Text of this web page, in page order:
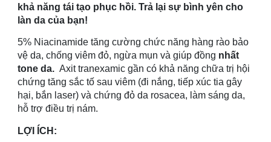
khả năng tái tạo phục hồi. Trả lại sự bình yên cho
làn da của bạn!
5% Niacinamide tăng cường chức năng hàng rào bảo
vệ da, chống viêm đỏ, ngừa mụn và giúp đồng nhất
tone da. Axit tranexamic gần có khả năng chữa trị hội
chứng tăng sắc tố sau viêm (đi nắng, tiếp xúc tia gây
hại, bắn laser) và chứng đỏ da rosacea, làm sáng da,
hỗ trợ điều trị nám.
LỢI ÍCH: